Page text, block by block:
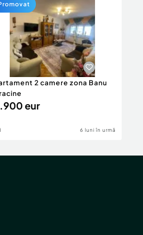
2 camere zona Banu
eur
6 luni în urmă